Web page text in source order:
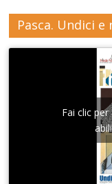
Pasca. Undici
Fai clic